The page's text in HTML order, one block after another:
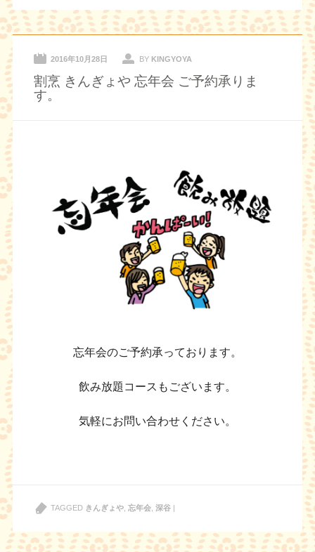
2016年10月28日 BY KINGYOYA
割烹 きんぎょや 忘年会 ご予約承りま
す。
忘年会のご予約承っております。
飲み放題コースもございます。
気軽にお問い合わせください。
TAGGED きんぎょや, 忘年会, 深谷